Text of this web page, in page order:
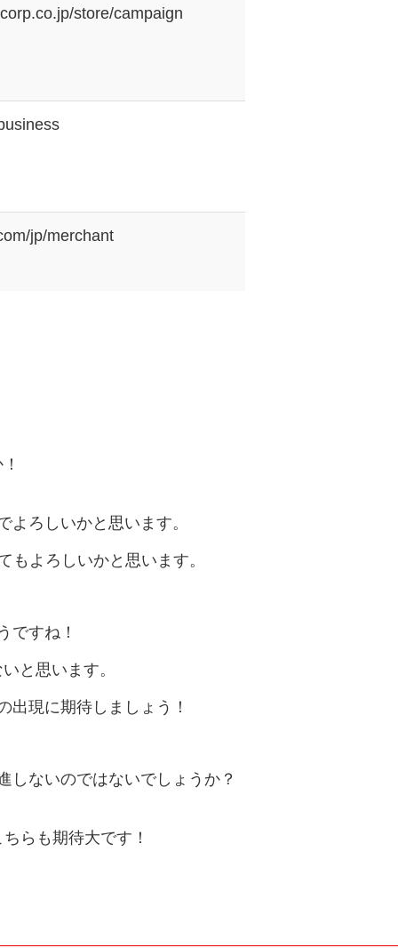
store/campaign
jp/merchant
ろしいかと思います。
よろしいかと思います。
ですね！
と思います。
現に期待しましょう！
しないのではないでしょうか？
らも期待大です！